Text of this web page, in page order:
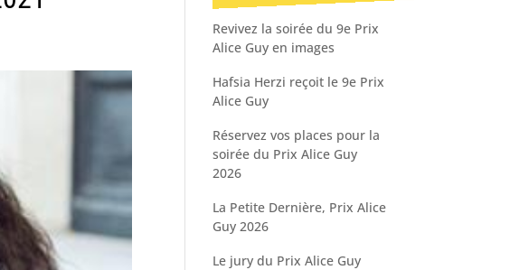
Revivez la soirée du 9e Prix
Alice Guy en images
Hafsia Herzi reçoit le 9e Prix
Alice Guy
Réservez vos places pour la
soirée du Prix Alice Guy
2026
La Petite Dernière, Prix Alice
Guy 2026
Le jury du Prix Alice Guy